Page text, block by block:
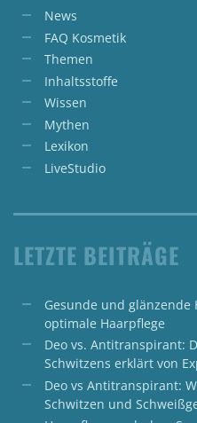
News
FAQ Kosmetik
Themen
Inhaltsstoffe
Wissen
Mythen
Lexikon
LiveStudio
LETZTE BEITRÄGE
Gesunde und glänzende
optimale Haarpflege
Deo vs. Antitranspirant:
Schwitzens erklärt von
Deo vs Antitranspirant:
Schwitzen und